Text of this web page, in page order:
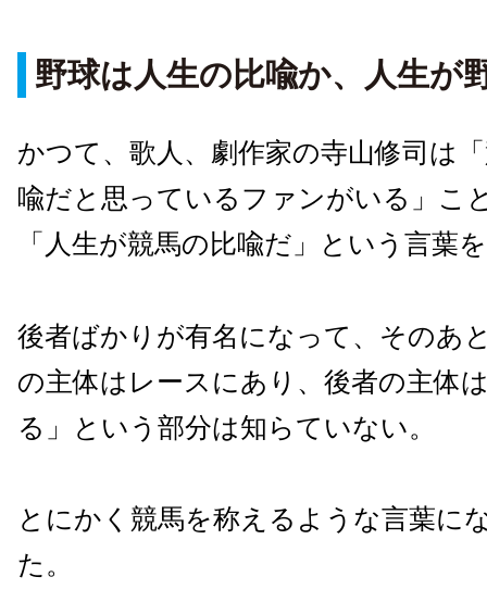
野球は人生の比喩か、人生が
かつて、歌人、劇作家の寺山修司は
喩だと思っているファンがいる」こ
「人生が競馬の比喩だ」という言葉
後者ばかりが有名になって、そのあ
の主体はレースにあり、後者の主体
る」という部分は知らていない。
とにかく競馬を称えるような言葉に
た。